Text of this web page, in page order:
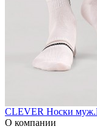
CLEVER Носки
О компании